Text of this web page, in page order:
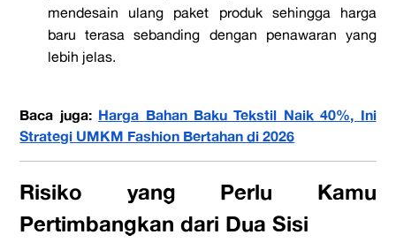
mendesain ulang paket produk sehingga harga
baru terasa sebanding dengan penawaran yang
lebih jelas.
Baca juga: Harga Bahan Baku Tekstil Naik 40%, Ini
Strategi UMKM Fashion Bertahan di 2026
Risiko yang Perlu Kamu
Pertimbangkan dari Dua Sisi